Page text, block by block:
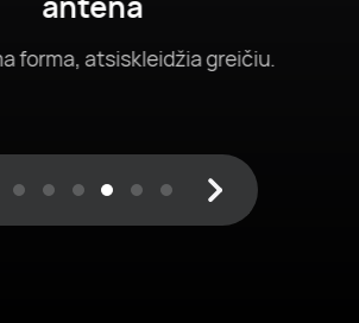
greičiu.